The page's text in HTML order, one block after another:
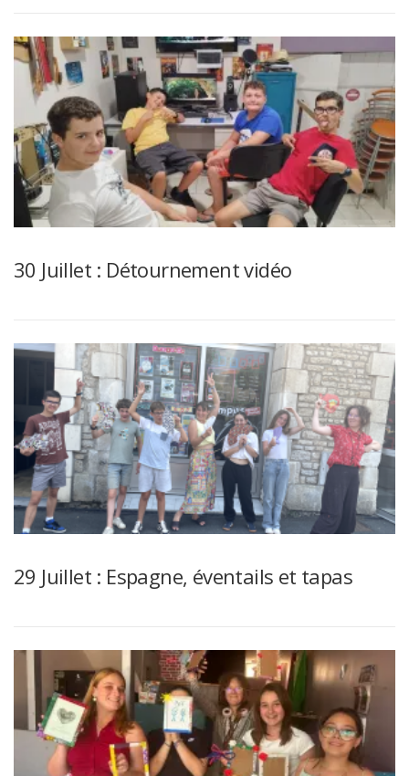
30 Juillet : Détournement vidéo
29 Juillet : Espagne, éventails et tapas